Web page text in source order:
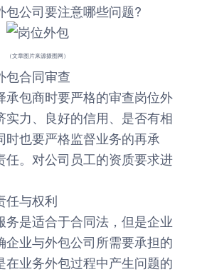
包公司要注意哪些问题?
（文章图片来源摄图网）
包合同审查
包商时要严格的审查岗位外
实力、良好的信用、是否有相
时也要严格监督业务的再承
任。对公司员工的资质要求进
任与权利
是适合于合同法，但是企业
企业与外包公司所需要承担的
在业务外包过程中产生问题的